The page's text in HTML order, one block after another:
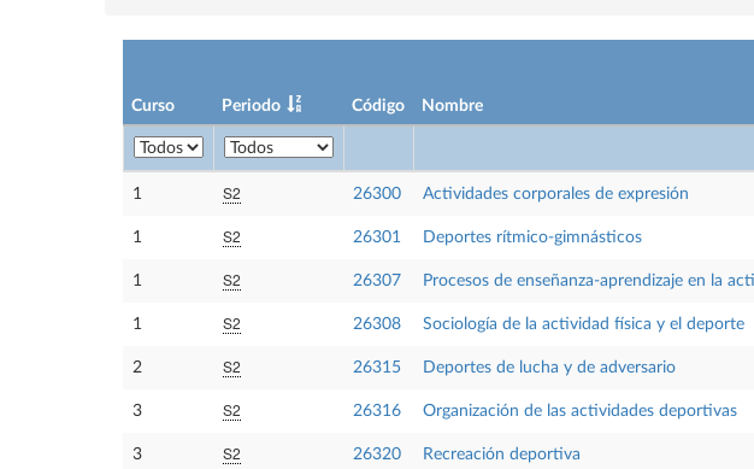
Curso Periodo Código Nombre
1 S2 26300 Actividades corporales de expresión
1 S2 26301 Deportes rítmico-gimnásticos
1 S2 26307 Procesos de enseñanza-aprendizaje en la
1 S2 26308 Sociología de la actividad física y el deporte
2 S2 26315 Deportes de lucha y de adversario
3 S2 26316 Organización de las actividades deportivas
3 S2 26320 Recreación deportiva